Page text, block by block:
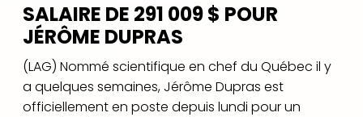
SALAIRE DE 291 009 $ POUR
JÉRÔME DUPRAS
(LAG) Nommé scientifique en chef du Québec il y
a quelques semaines, Jérôme Dupras est
officiellement en poste depuis lundi pour un